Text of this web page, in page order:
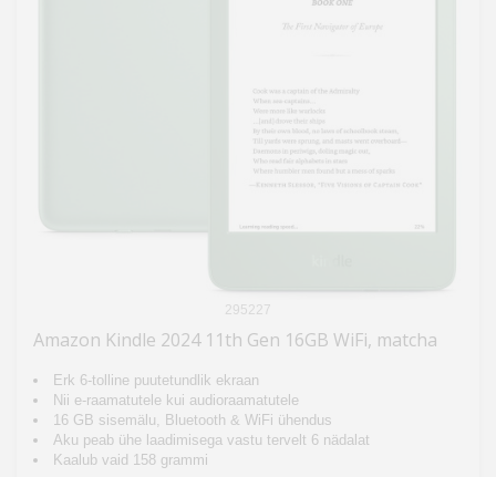
295227
Amazon Kindle 2024 11th Gen 16GB WiFi, matcha
Erk 6-tolline puutetundlik ekraan
Nii e-raamatutele kui audioraamatutele
16 GB sisemälu, Bluetooth & WiFi ühendus
Aku peab ühe laadimisega vastu tervelt 6 nädalat
Kaalub vaid 158 grammi